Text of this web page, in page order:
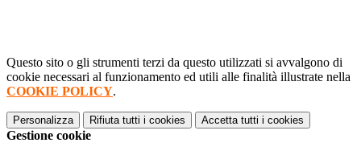
Questo sito o gli strumenti terzi da questo utilizzati si avvalgono di
cookie necessari al funzionamento ed utili alle finalità illustrate nella
COOKIE POLICY.
Personalizza Rifiuta tutti i cookies Accetta tutti i cookies
Gestione cookie